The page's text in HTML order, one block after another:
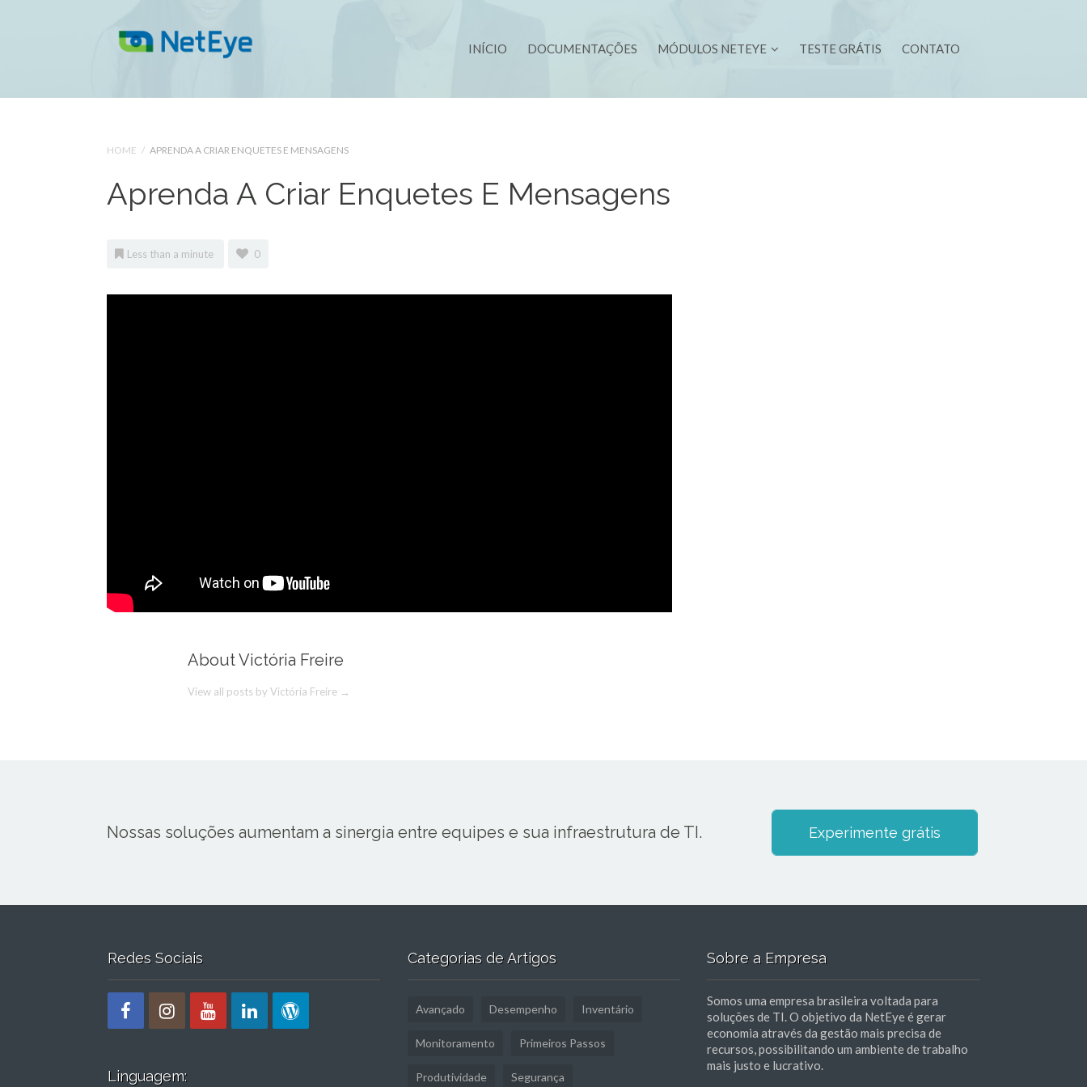
INÍCIO DOCUMENTAÇÕES MÓDULOS NETEYE TESTE GRÁTIS CONTATO
HOME / APRENDA A CRIAR ENQUETES E MENSAGENS
Aprenda A Criar Enquetes E Mensagens
Less than a minute 0
About Victória Freire
View all posts by Victória Freire →
Nossas soluções aumentam a sinergia entre equipes e sua infraestrutura de TI. Experimente grátis
Redes Sociais
Linguagem:
Categorias de Artigos
Avançado Desempenho Inventário
Monitoramento Primeiros Passos
Produtividade Segurança
Sobre a Empresa
Somos uma empresa brasileira voltada para
soluções de TI. O objetivo da NetEye é gerar
economia através da gestão mais precisa de
recursos, possibilitando um ambiente de trabalho
mais justo e lucrativo.